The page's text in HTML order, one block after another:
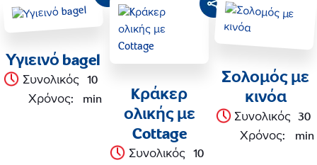
Υγιεινό bagel
Συνολικός
Χρόνος:
10
min
Kράκερ
ολικής με
Cottage
Συνολικός
10
Σολομός με
κινόα
Συνολικός
Χρόνος:
30
min